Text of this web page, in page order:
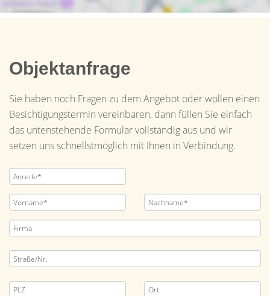
Objektanfrage
Sie haben noch Fragen zu dem Angebot oder wollen einen
Besichtigungstermin vereinbaren, dann füllen Sie einfach
das untenstehende Formular vollständig aus und wir
setzen uns schnellstmöglich mit Ihnen in Verbindung.